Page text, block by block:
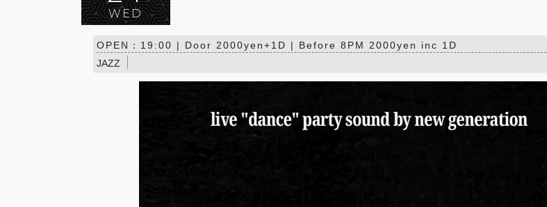
WED
OPEN：19:00 | Door 2000yen+1D | Before 8PM 2000yen inc 1D
JAZZ